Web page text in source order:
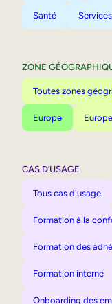
Santé
ZONE
Toutes zones
Europe
CAS D’USAGE
Tous cas d'usage
Formation à la
Formation des
Formation interne
Onboarding des